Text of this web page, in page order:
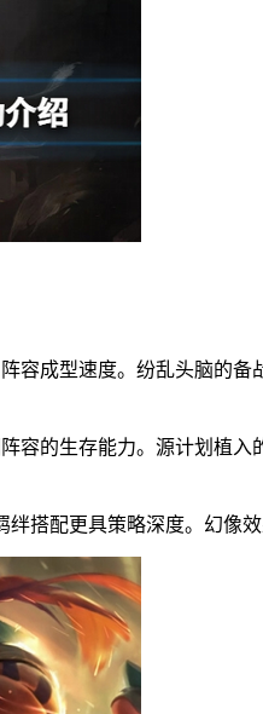
容成型速度。纷乱头脑的
容的生存能力。源计划植入
搭配更具策略深度。幻像